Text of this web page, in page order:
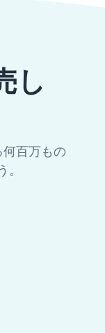
し
百万もの